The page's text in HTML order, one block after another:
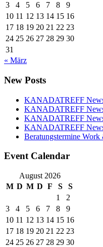
3
4 5 6 7 8
9
10 11 12 13 14 15 16
17 18 19 20 21 22 23
24 25 26 27 28 29 30
31
« März
New Posts
KANADATREFF
KANADATREFF
KANADATREFF
KANADATREFF
Beratungstermine
Event Calendar
August 2026
M D M D F S
S
1
2
3
4 5 6 7 8
9
10 11 12 13 14 15 16
17 18 19 20 21 22 23
24 25 26 27 28 29 30